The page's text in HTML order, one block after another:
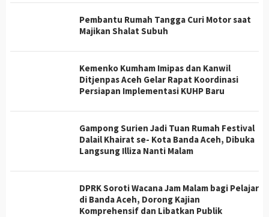
Pembantu Rumah Tangga Curi Motor saat
Majikan Shalat Subuh
Kemenko Kumham Imipas dan Kanwil
Ditjenpas Aceh Gelar Rapat Koordinasi
Persiapan Implementasi KUHP Baru
Gampong Surien Jadi Tuan Rumah Festival
Dalail Khairat se- Kota Banda Aceh, Dibuka
Langsung Illiza Nanti Malam
DPRK Soroti Wacana Jam Malam bagi Pelajar
di Banda Aceh, Dorong Kajian
Komprehensif dan Libatkan Publik